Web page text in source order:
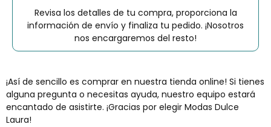
Revisa los detalles de tu compra, proporciona la
información de envío y finaliza tu pedido. ¡Nosotros
nos encargaremos del resto!
¡Así de sencillo es comprar en nuestra tienda online! Si tienes
alguna pregunta o necesitas ayuda, nuestro equipo estará
encantado de asistirte. ¡Gracias por elegir Modas Dulce
Laura!